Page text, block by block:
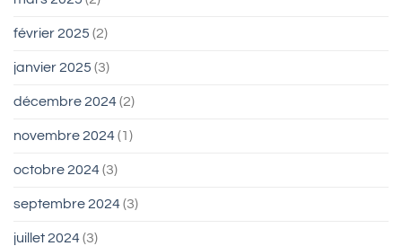
février 2025 (2)
janvier 2025 (3)
décembre 2024(2)
novembre 2024(1)
octobre 2024(3)
septembre 2024(3)
juillet 2024(3)